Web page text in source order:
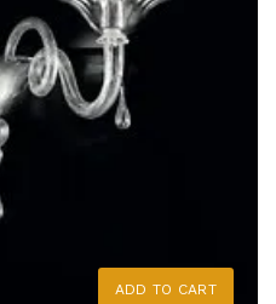
ADD TO CART